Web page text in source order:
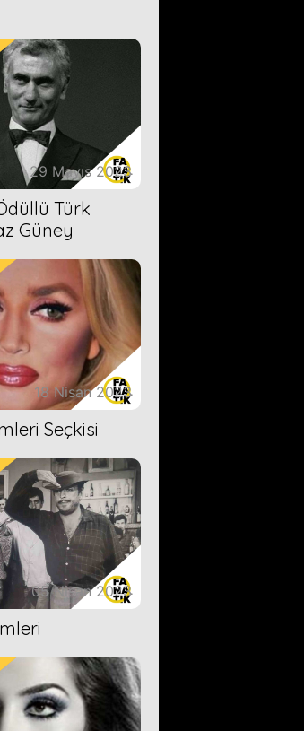
29 Mayıs 2023
Türk
Güney
18 Nisan 2023
Seçkisi
05 Nisan 2023